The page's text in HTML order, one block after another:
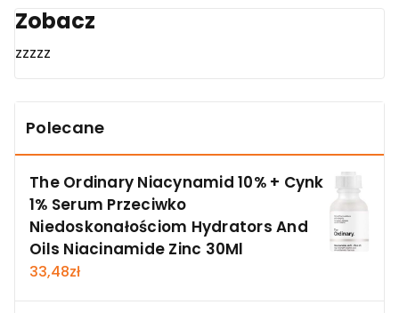
Zobacz
zzzzz
Polecane
The Ordinary Niacynamid 10% + Cynk
1% Serum Przeciwko
Niedoskonałościom Hydrators And
Oils Niacinamide Zinc 30Ml
33,48zł